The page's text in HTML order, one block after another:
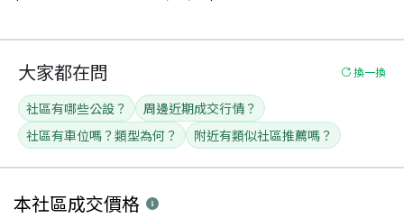
大家都在問 換一換
社區有哪些公設？
周邊近期成交行情？
社區有車位嗎？類型為何？
附近有類似社區推薦嗎？
本社區成交價格